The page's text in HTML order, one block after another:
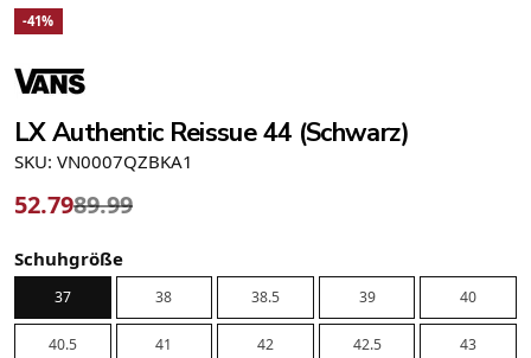
-41%
LX Authentic Reissue 44 (Schwarz)
SKU: VN0007QZBKA1
52.7989.99
Schuhgröße
37 38 38.5 39 40
40.5 41 42 42.5 43